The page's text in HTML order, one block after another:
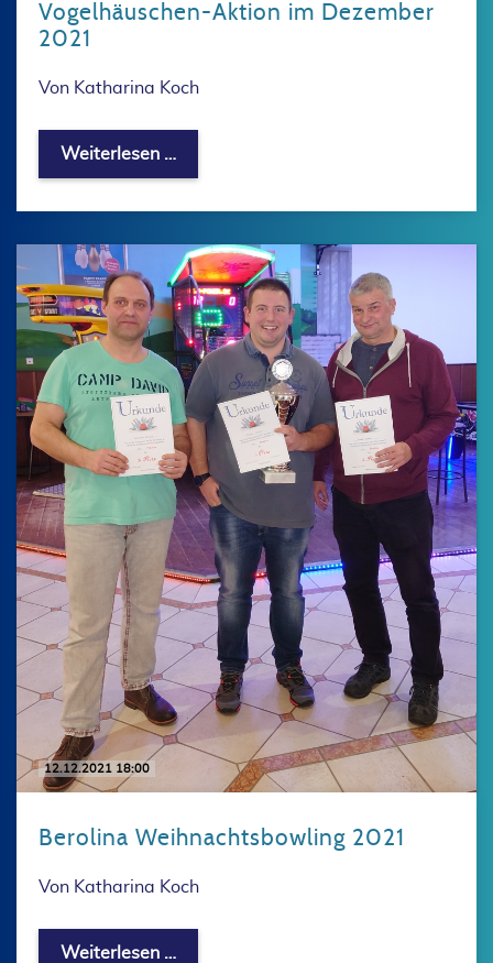
Vogelhäuschen-Aktion im Dezember
2021
Von Katharina Koch
Weiterlesen …Vogelhäuschen-Aktion im Dezember
12.12.2021 18:00
Berolina Weihnachtsbowling 2021
Von Katharina Koch
Weiterlesen …Berolina Weihnachtsbowling 2021